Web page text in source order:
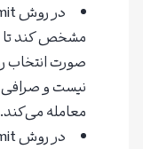
مشخص کند تا
نیست و
معامله می‌کند.